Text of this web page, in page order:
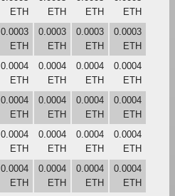
ETH
ETH
ETH
ETH
0.0003
ETH
0.0003
ETH
0.0003
ETH
0.0003
ETH
0.0004
ETH
0.0004
ETH
0.0004
ETH
0.0004
ETH
0.0004
ETH
0.0004
ETH
0.0004
ETH
0.0004
ETH
0.0004
ETH
0.0004
ETH
0.0004
ETH
0.0004
ETH
0.0004
ETH
0.0004
ETH
0.0004
ETH
0.0004
ETH